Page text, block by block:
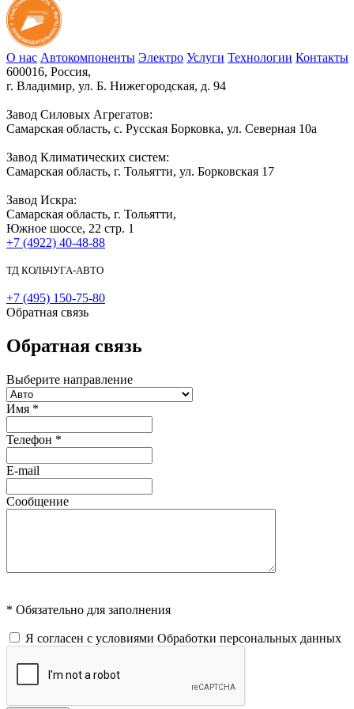
О нас Автокомпоненты Электро Услуги Технологии Контакты
600016, Россия,
г. Владимир, ул. Б. Нижегородская, д. 94
Завод Силовых Агрегатов:
Самарская область, с. Русская Борковка, ул. Северная 10а
Завод Климатических систем:
Самарская область, г. Тольятти, ул. Борковская 17
Завод Искра:
Самарская область, г. Тольятти,
Южное шоссе, 22 стр. 1
+7 (4922) 40-48-88
ТД КОЛЬЧУГА-АВТО
+7 (495) 150-75-80
Обратная связь
Обратная связь
Выберите направление
Имя *
Телефон *
E-mail
Сообщение
* Обязательно для заполнения
Я согласен с условиями Обработки персональных данных